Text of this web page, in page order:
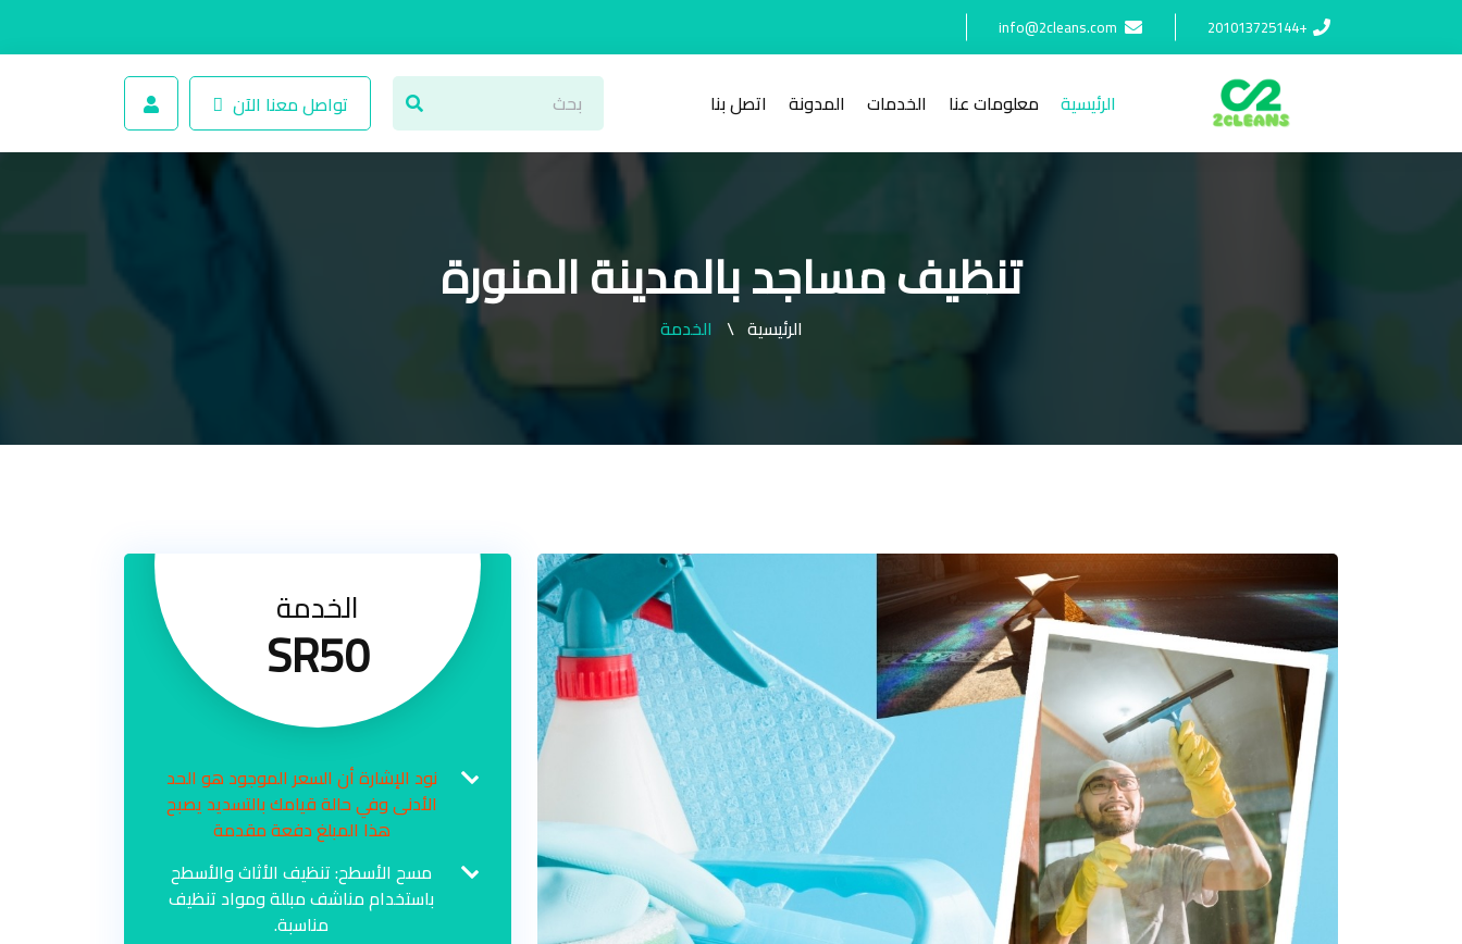
+201013725144
info@2cleans.com
من الساعة السابعة صباحا إلى الساعة التاسعة ليلا
الرئيسية معلومات عنا الخدمات المدونة اتصل بنا تواصل معنا الآن
تنظيف مساجد بالمدينة المنورة
الرئيسية الخدمة
الخدمة
SR50
نود الإشارة أن السعر الموجود هو الحد
الأدنى وفي حالة قيامك بالتسديد يصبح
هذا المبلغ دفعة مقدمة
مسح الأسطح: تنظيف الأثاث والأسطح
باستخدام مناشف مبللة ومواد تنظيف
مناسبة.